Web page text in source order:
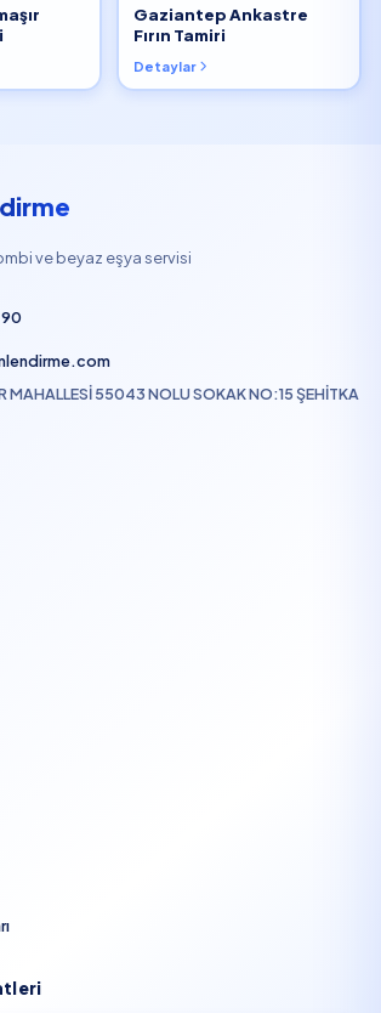
Gaziantep Ankastre
Fırın Tamiri
Detaylar
ve beyaz eşya servisi
MAHALLESİ 55043 NOLU SOKAK NO:15 ŞEHİTKA